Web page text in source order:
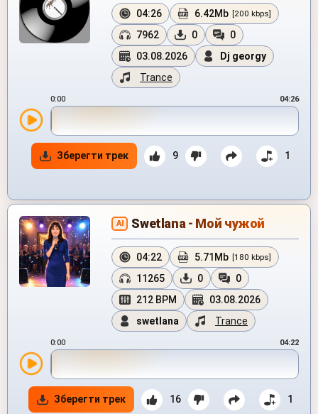
04:26 6.42Mb [200 kbps]
7962 0
0
03.08.2026
Dj georgy
Trance
0:00 04:26
Зберегти трек 9 1
AI Swetlana - Мой чужой
04:22 5.71Mb [180 kbps]
11265 0
0
212 BPM
03.08.2026
swetlana
Trance
0:00 04:22
Зберегти трек 16 1